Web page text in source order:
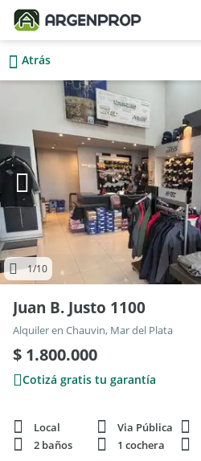
Atrás
1/10
Juan B. Justo 1100
Alquiler en Chauvin, Mar del Plata
$ 1.800.000
Cotizá gratis tu garantía
Local Via Pública
2 baños
1 cochera